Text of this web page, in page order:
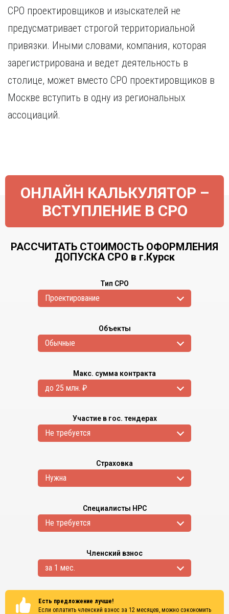
СРО проектировщиков и изыскателей не
предусматривает строгой территориальной
привязки. Иными словами, компания, которая
зарегистрирована и ведет деятельность в
столице, может вместо СРО проектировщиков в
Москве вступить в одну из региональных
ассоциаций.
ОНЛАЙН КАЛЬКУЛЯТОР –
ВСТУПЛЕНИЕ В СРО
РАССЧИТАТЬ СТОИМОСТЬ ОФОРМЛЕНИЯ
ДОПУСКА СРО в г.Курск
Тип СРО
Проектирование
Объекты
Обычные
Макс. сумма контракта
до 25 млн. ₽
Участие в гос. тендерах
Не требуется
Страховка
Нужна
Специалисты НРС
Не требуется
Членский взнос
за 1 мес.
Есть предложение лучше!
Если оплатить членский взнос за 12 месяцев, можно сэкономить